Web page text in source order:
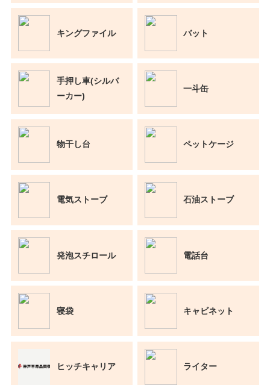
キングファイル バット
手押し車(シルバ
ーカー)
一斗缶
物干し台 ペットケージ
電気ストーブ 石油ストーブ
発泡スチロール 電話台
寝袋 キャビネット
ヒッチキャリア ライター